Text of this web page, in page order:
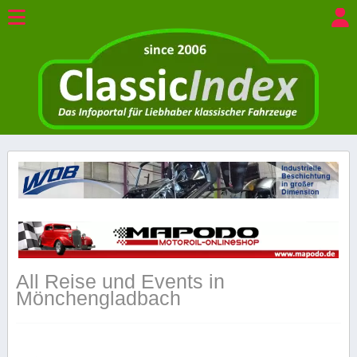
All Reise und Events in
Mönchengladbach